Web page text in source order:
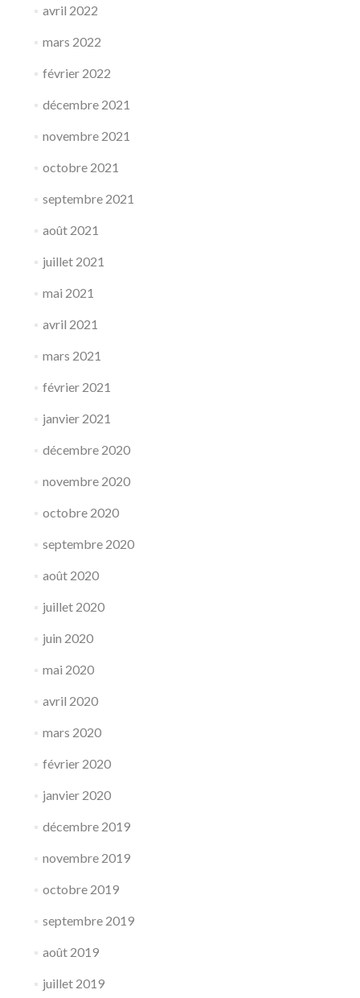
avril 2022
mars 2022
février 2022
décembre 2021
novembre 2021
octobre 2021
septembre 2021
août 2021
juillet 2021
mai 2021
avril 2021
mars 2021
février 2021
janvier 2021
décembre 2020
novembre 2020
octobre 2020
septembre 2020
août 2020
juillet 2020
juin 2020
mai 2020
avril 2020
mars 2020
février 2020
janvier 2020
décembre 2019
novembre 2019
octobre 2019
septembre 2019
août 2019
juillet 2019